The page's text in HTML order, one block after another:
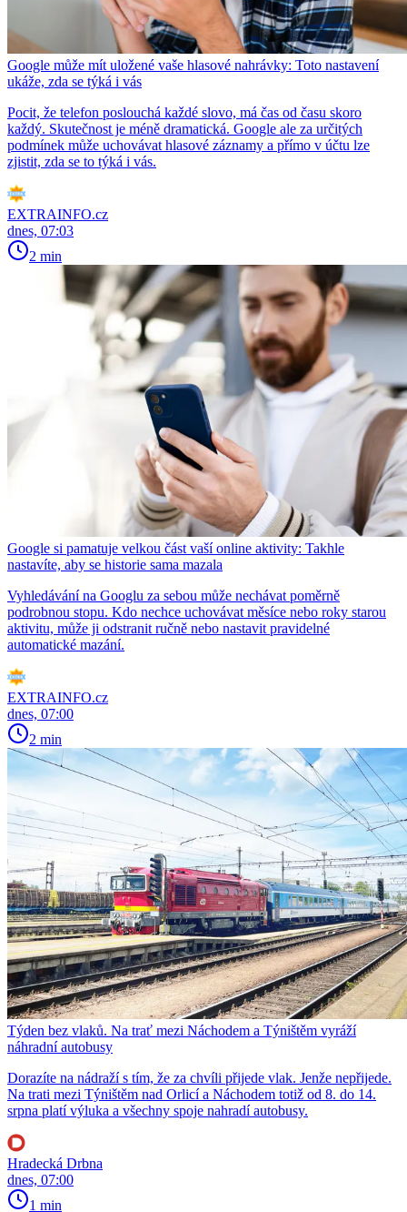
Google může mít uložené vaše hlasové nahrávky: Toto nastavení
ukáže, zda se týká i vás
Pocit, že telefon poslouchá každé slovo, má čas od času skoro
každý. Skutečnost je méně dramatická. Google ale za určitých
podmínek může uchovávat hlasové záznamy a přímo v účtu lze
zjistit, zda se to týká i vás.
EXTRAINFO.cz
dnes, 07:03
2 min
Google si pamatuje velkou část vaší online aktivity: Takhle
nastavíte, aby se historie sama mazala
Vyhledávání na Googlu za sebou může nechávat poměrně
podrobnou stopu. Kdo nechce uchovávat měsíce nebo roky starou
aktivitu, může ji odstranit ručně nebo nastavit pravidelné
automatické mazání.
EXTRAINFO.cz
dnes, 07:00
2 min
Týden bez vlaků. Na trať mezi Náchodem a Týništěm vyráží
náhradní autobusy
Dorazíte na nádraží s tím, že za chvíli přijede vlak. Jenže nepřijede.
Na trati mezi Týništěm nad Orlicí a Náchodem totiž od 8. do 14.
srpna platí výluka a všechny spoje nahradí autobusy.
Hradecká Drbna
dnes, 07:00
1 min